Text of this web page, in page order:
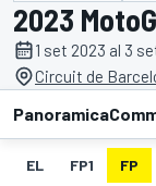
2023
1 set 2023 al 3
Circuit de
Panoramica
EL FP1 FP